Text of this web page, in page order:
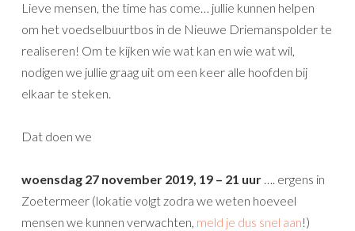
Lieve mensen, the time has come… jullie kunnen helpen
om het voedselbuurtbos in de Nieuwe Driemanspolder te
realiseren! Om te kijken wie wat kan en wie wat wil,
nodigen we jullie graag uit om een keer alle hoofden bij
elkaar te steken.
Dat doen we
woensdag 27 november 2019, 19 – 21 uur …. ergens in
Zoetermeer (lokatie volgt zodra we weten hoeveel
mensen we kunnen verwachten, meld je dus snel aan!)